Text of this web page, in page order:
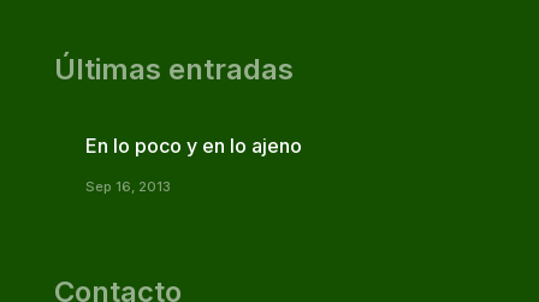
Últimas entradas
En lo poco y en lo ajeno
Sep 16, 2013
Contacto